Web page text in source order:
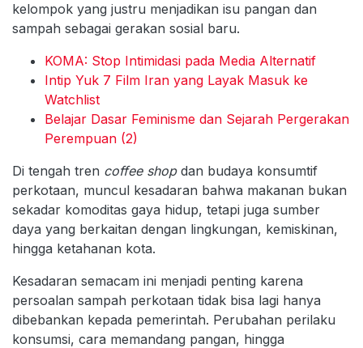
kelompok yang justru menjadikan isu pangan dan
sampah sebagai gerakan sosial baru.
KOMA: Stop Intimidasi pada Media Alternatif
Intip Yuk 7 Film Iran yang Layak Masuk ke
Watchlist
Belajar Dasar Feminisme dan Sejarah Pergerakan
Perempuan (2)
Di tengah tren coffee shopdan budaya konsumtif
perkotaan, muncul kesadaran bahwa makanan bukan
sekadar komoditas gaya hidup, tetapi juga sumber
daya yang berkaitan dengan lingkungan, kemiskinan,
hingga ketahanan kota.
Kesadaran semacam ini menjadi penting karena
persoalan sampah perkotaan tidak bisa lagi hanya
dibebankan kepada pemerintah. Perubahan perilaku
konsumsi, cara memandang pangan, hingga